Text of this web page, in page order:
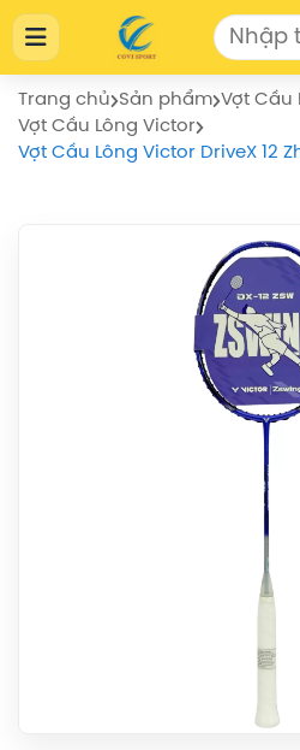
Cửa Hàng Thể Thao COVISPORT
Cửa Hàng Thể Thao COVISPORT
0772155559
https://covisport.com/
Trang chủ Sản phẩm Vợt Cầu
Vợt Cầu Lông Victor
Vợt Cầu Lông Victor DriveX 12